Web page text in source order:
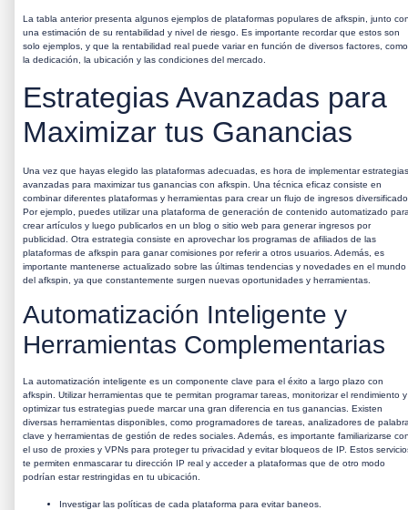
La tabla anterior presenta algunos ejemplos de plataformas populares de afkspin, junto
una estimación de su rentabilidad y nivel de riesgo. Es importante recordar que estos son
solo ejemplos, y que la rentabilidad real puede variar en función de diversos factores, como
la dedicación, la ubicación y las condiciones del mercado.
Estrategias Avanzadas para
Maximizar tus Ganancias
Una vez que hayas elegido las plataformas adecuadas, es hora de implementar estrategias
avanzadas para maximizar tus ganancias con afkspin . Una técnica eficaz consiste en
combinar diferentes plataformas y herramientas para crear un flujo de ingresos
Por ejemplo, puedes utilizar una plataforma de generación de contenido automatizado
crear artículos y luego publicarlos en un blog o sitio web para generar ingresos por
publicidad. Otra estrategia consiste en aprovechar los programas de afiliados de las
plataformas de afkspin para ganar comisiones por referir a otros usuarios. Además, es
importante mantenerse actualizado sobre las últimas tendencias y novedades en el mundo
del afkspin , ya que constantemente surgen nuevas oportunidades y herramientas.
Automatización Inteligente y
Herramientas Complementarias
La automatización inteligente es un componente clave para el éxito a largo plazo con
afkspin . Utilizar herramientas que te permitan programar tareas, monitorizar el rendimiento y
optimizar tus estrategias puede marcar una gran diferencia en tus ganancias. Existen
diversas herramientas disponibles, como programadores de tareas, analizadores de
clave y herramientas de gestión de redes sociales. Además, es importante familiarizarse
el uso de proxies y VPNs para proteger tu privacidad y evitar bloqueos de IP. Estos
te permiten enmascarar tu dirección IP real y acceder a plataformas que de otro modo
podrían estar restringidas en tu ubicación.
Investigar las políticas de cada plataforma para evitar baneos.